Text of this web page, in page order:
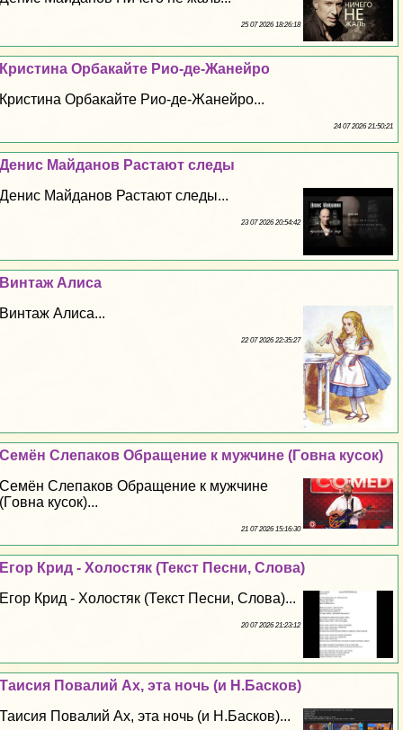
25 07 2026 18:26:18
Кристина Орбакайте Рио-де-Жанейро
Кристина Орбакайте Рио-де-Жанейро...
24 07 2026 21:50:21
Денис Майданов Растают следы
Денис Майданов Растают следы...
23 07 2026 20:54:42
Винтаж Алиса
Винтаж Алиса...
22 07 2026 22:35:27
Семён Слепаков Обращение к мужчине (Гoвна кусок)
Семён Слепаков Обращение к мужчине
(Гoвна кусок)...
21 07 2026 15:16:30
Егор Крид - Холостяк (Текст Песни, Слова)
Егор Крид - Холостяк (Текст Песни, Слова)...
20 07 2026 21:23:12
Таисия Повалий Ах, эта ночь (и Н.Басков)
Таисия Повалий Ах, эта ночь (и Н.Басков)...